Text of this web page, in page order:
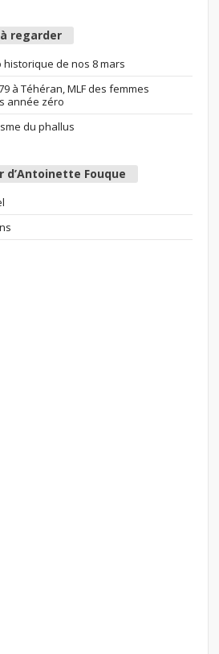
regarder
historique de nos 8 mars
à Téhéran, MLF des femmes
année zéro
du phallus
d’Antoinette Fouque